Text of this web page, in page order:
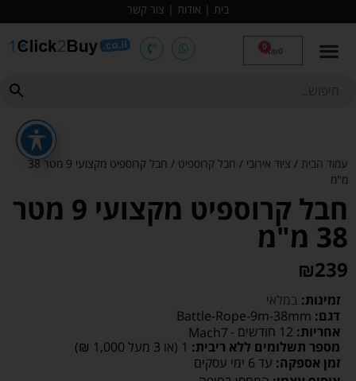
בית | אודות | צור קשר
₪0
0
עמוד הבית / ציוד אירובי / חבל קרוספיט
/ חבל קרוספיט מקצועי 9 מטר 38
מ"מ
חבל קרוספיט מקצועי 9 מטר
38 מ"מ
₪239
זמינות: במלאי
דגם: Battle-Rope-9m-38mm
אחריות: 12 חודשים -
Mach7
מספר תשלומים ללא ריבית: 1 (או 3 מעל 1,000 ₪)
זמן אספקה: עד 6 ימי עסקים